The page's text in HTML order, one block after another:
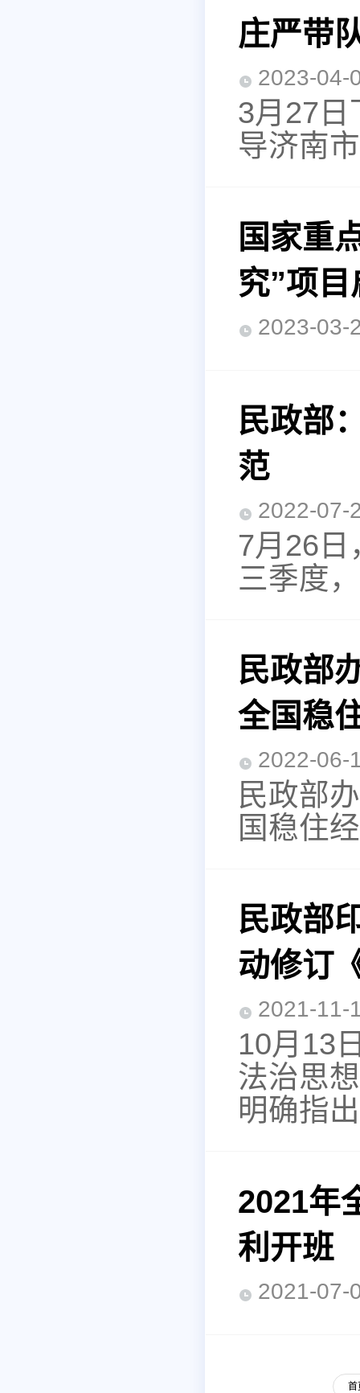
庄严带
2023-
3月27日
导济南
国家重
究”项
2023-
民政部
范
2022-
7月26日
三季度
民政部
全国稳
2022-
民政部
国稳住
民政部
动修订
2021-
10月13
法治思
明确指
2021年
利开班
2021-
首